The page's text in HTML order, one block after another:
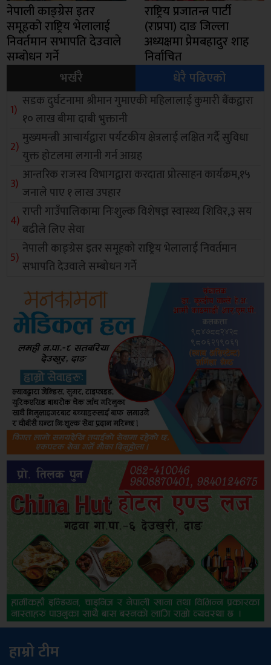
नेपाली काङ्ग्रेस इतर
समूहको राष्ट्रिय भेलालाई
निवर्तमान सभापति देउवाले
सम्बोधन गर्ने
राष्ट्रिय प्रजातन्त्र पार्टी
(राप्रपा) दाङ जिल्ला
अध्यक्षमा प्रेमबहादुर शाह
निर्वाचित
भर्खरै
धेरै पढिएको
सडक दुर्घटनामा श्रीमान गुमाएकी महिलालाई कुमारी बैंकद्वारा
१० लाख बीमा दाबी भुक्तानी
मुख्यमन्त्री आचार्यद्वारा पर्यटकीय क्षेत्रलाई लक्षित गर्दै सुविधा
युक्त होटलमा लगानी गर्न आग्रह
आन्तरिक राजस्व विभागद्वारा करदाता प्रोत्साहन कार्यक्रम,१५
जनाले पाए १ लाख उपहार
राप्ती गाउँपालिकामा निःशुल्क विशेषज्ञ स्वास्थ्य शिविर,३ सय
बढीले लिए सेवा
नेपाली काङ्ग्रेस इतर समूहको राष्ट्रिय भेलालाई निवर्तमान
सभापति देउवाले सम्बोधन गर्ने
हाम्रो टीम